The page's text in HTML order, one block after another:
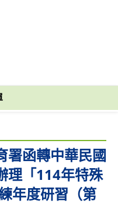
署函轉中華民國
理「114年特殊
年度研習（第